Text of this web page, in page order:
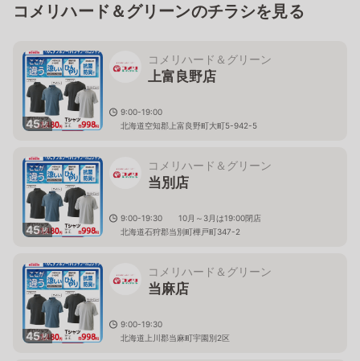
コメリハード＆グリーンのチラシを見る
45枚
コメリハード＆グリーン
上富良野店
9:00-19:00
北海道空知郡上富良野町大町5-942-5
45枚
コメリハード＆グリーン
当別店
9:00-19:30 10月～3月は19:00閉店
北海道石狩郡当別町樺戸町347-2
45枚
コメリハード＆グリーン
当麻店
9:00-19:30
北海道上川郡当麻町宇園別2区